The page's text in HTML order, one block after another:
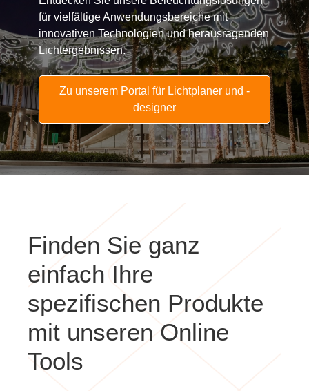
innovativen Technologien und herausragenden
Lichtergebnissen.
Zu unserem Portal für Lichtplaner und -
designer
einfach Ihre
spezifischen Produkte
mit unseren Online
Tools